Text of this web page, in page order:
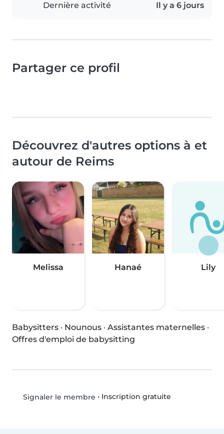
Dernière activité Il y a 6 jours
Partager ce profil
Découvrez d'autres options à et
autour de Reims
Melissa Hanaé Lily
Babysitters · Nounous · Assistantes maternelles ·
Offres d'emploi de babysitting
Signaler le membre • Inscription gratuite